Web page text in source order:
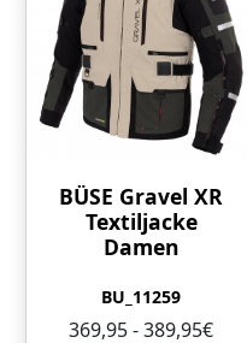
BÜSE Gravel XR
Textiljacke
Damen
BU_11259
369,95 - 389,95€